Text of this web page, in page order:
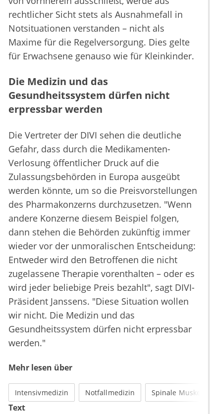
rechtlicher Sicht stets als Ausnahmefall in
Notsituationen verstanden – nicht als
Maxime für die Regelversorgung. Dies gelte
für Erwachsene genauso wie für Kleinkinder.
Die Medizin und das
Gesundheitssystem dürfen nicht
erpressbar werden
Die Vertreter der DIVI sehen die deutliche
Gefahr, dass durch die Medikamenten-
Verlosung öffentlicher Druck auf die
Zulassungsbehörden in Europa ausgeübt
werden könnte, um so die Preisvorstellungen
des Pharmakonzerns durchzusetzen. "Wenn
andere Konzerne diesem Beispiel folgen,
dann stehen die Behörden zukünftig immer
wieder vor der unmoralischen Entscheidung:
Entweder wird den Betroffenen die nicht
zugelassene Therapie vorenthalten – oder es
wird jeder beliebige Preis bezahlt", sagt DIVI-
Präsident Janssens. "Diese Situation wollen
wir nicht. Die Medizin und das
Gesundheitssystem dürfen nicht erpressbar
werden."
Mehr lesen über
Intensivmedizin Notfallmedizin Spinale
Text